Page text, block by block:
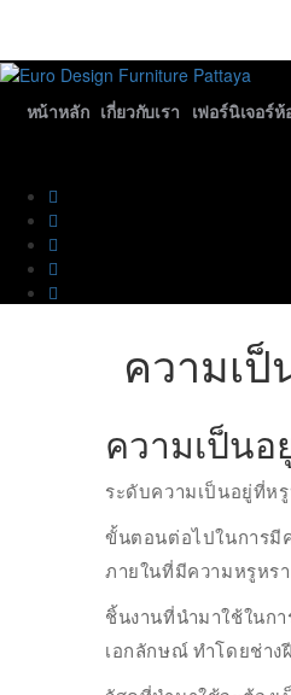
หน้าหลัก เกี่ยวกับเรา เฟอร์นิเจอร์ห้
ความเ
ความเป็นอ
ระดับความเป็นอยู่ที่ห
ขั้นตอนต่อไปในการมี
ภายในที่มีความหรูหร
ชิ้นงานที่นำมาใช้ในก
เอกลักษณ์ ทำโดยช่า